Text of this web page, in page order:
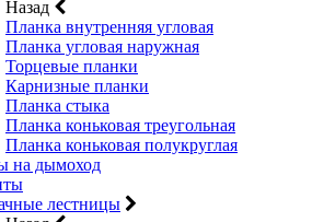
Назад
Планка внутренняя угловая
Планка угловая наружная
Торцевые планки
Карнизные планки
Планка стыка
Планка коньковая треугольная
Планка коньковая полукруглая
на дымоход
лестницы